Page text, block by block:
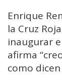
Enrique
la Cruz
inaugurar
afirma
como